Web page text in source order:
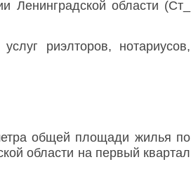
Ленинградской области (Ст_
риэлторов, нотариусов,
общей площади жилья по
области на первый квартал